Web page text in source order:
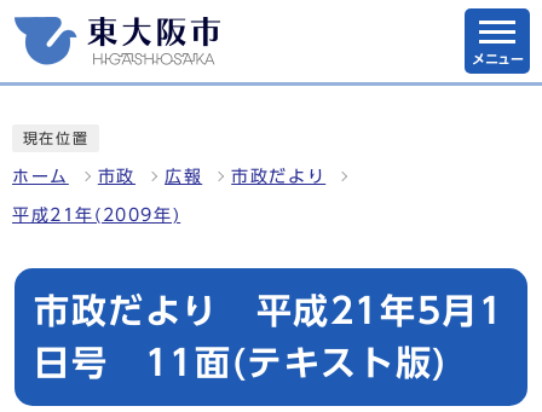
メニュー
現在位置
ホーム 市政 広報 市政だより
平成21年(2009年)
市政だより 平成21年5月1
日号 11面(テキスト版)